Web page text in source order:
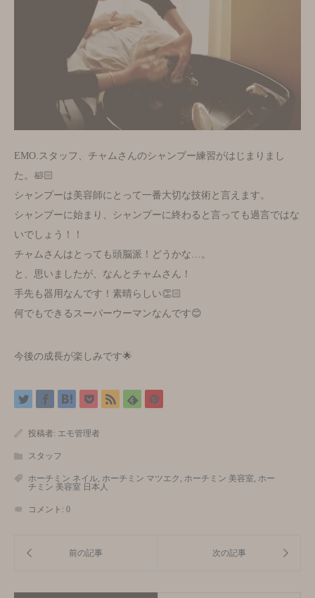
EMO.スタッフ、チャムさんのシャンプー練習がはじまりまし
た。🛀🏻
シャンプーは美容師にとって一番大切な技術と言えます。
シャンプーに始まり、シャンプーに終わると言っても過言ではな
いでしょう！！
チャムさんはとっても頭脳派！どうかな…。
と、思いましたが、なんとチャムさん！
手先も器用なんです！素晴らしい👏🏻
何でもできるスーパーウーマンなんです😊
今後の成長が楽しみです🌟
投稿者: エモ管理者
スタッフ
ホーチミン ネイル, ホーチミン マツエク , ホーチミン 美容室, ホー
チミン 美容室 日本人
コメント: 0